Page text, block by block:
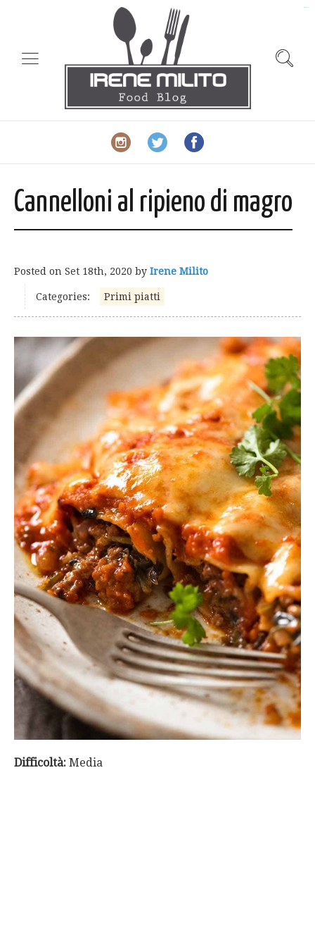
Cannelloni al ripieno di magro
Posted on Set 18th, 2020 by Irene Milito
Categories: Primi piatti
Difficoltà: Media